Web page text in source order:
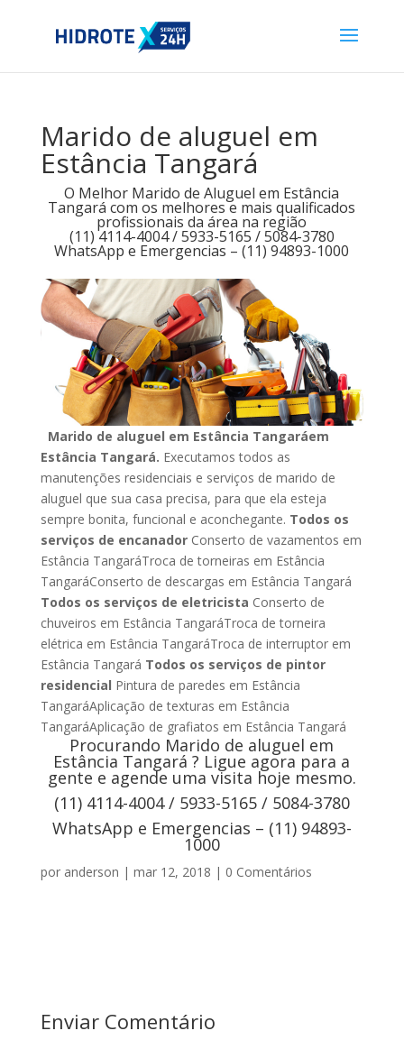
Marido de aluguel em
Estância Tangará
O Melhor Marido de Aluguel em Estância
Tangará com os melhores e mais qualificados
profissionais da área na região
(11) 4114-4004 / 5933-5165 / 5084-3780
WhatsApp e Emergencias – (11) 94893-1000
Marido de aluguel em Estância Tangaráem
Estância Tangará. Executamos todos as
manutenções residenciais e serviços de marido de
aluguel que sua casa precisa, para que ela esteja
sempre bonita, funcional e aconchegante. Todos os
serviços de encanadorConserto de vazamentos em
Estância TangaráTroca de torneiras em Estância
TangaráConserto de descargas em Estância Tangará
Todos os serviços de eletricista Conserto de
chuveiros em Estância TangaráTroca de torneira
elétrica em Estância TangaráTroca de interruptor em
Estância Tangará Todos os serviços de pintor
residencial Pintura de paredes em Estância
TangaráAplicação de texturas em Estância
TangaráAplicação de grafiatos em Estância Tangará
Procurando Marido de aluguel em
Estância Tangará ? Ligue agora para a
gente e agende uma visita hoje mesmo.
(11) 4114-4004 / 5933-5165 / 5084-3780
WhatsApp e Emergencias – (11) 94893-
1000
por anderson | mar 12, 2018 | 0 Comentários
Enviar Comentário